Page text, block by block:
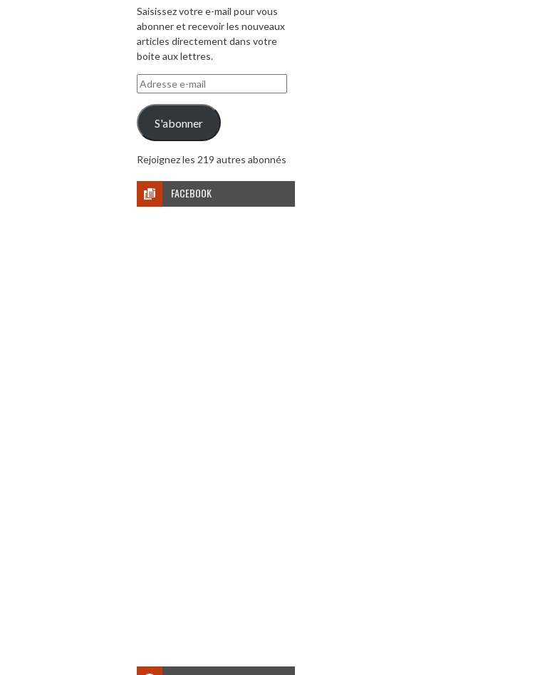
Saisissez votre e-mail pour vous
abonner et recevoir les nouveaux
articles directement dans votre
boite aux lettres.
Adresse
e-
mail
S'abonner
Rejoignez les 219 autres abonnés
FACEBOOK